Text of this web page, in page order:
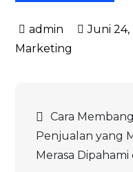
Juni 24,
Marketing
pos
Cara
Penjualan yang
Merasa